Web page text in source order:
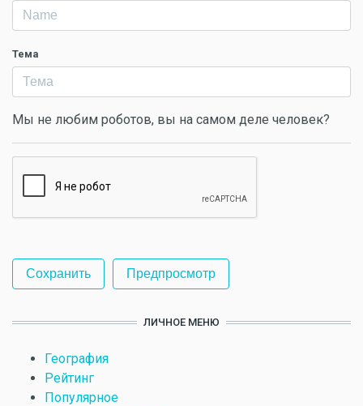
Тема
Мы не любим роботов, вы на самом деле человек?
ЛИЧНОЕ МЕНЮ
География
Рейтинг
Популярное